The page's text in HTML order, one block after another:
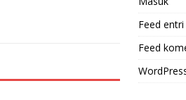
Feed entri
Feed